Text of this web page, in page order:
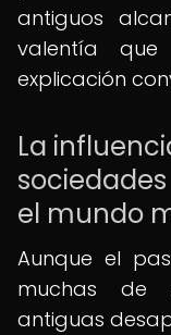
antiguos
valentía
explicación
La
el mundo
Aunque el
muchas de
antiguas